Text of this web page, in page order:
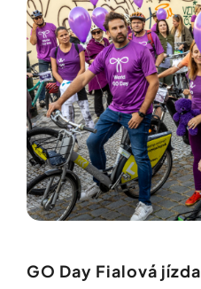
POZNEJTE
&
ZAŽIJTE,
CO
SE
PRÁVĚ
DĚJE
VAŠE
SLOVA,
NAŠE
INSPIRACE
PAMĚŤ
GO Day Fialová jízda
?
HLEDAT
D